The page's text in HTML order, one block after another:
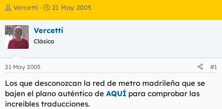
I
i
c
i
a
d
o
d
e
l
Vercetti
F
h
a
e
i
c
i
21 May 2005
Vercetti
Clásico
21 May 2005 #1
Los que desconozcan la red de metro madrileña que se
bajen el plano auténtico de AQUÍ para comprobar las
increibles traducciones.